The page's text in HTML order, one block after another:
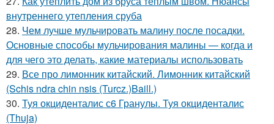
внутреннего утепления сруба
28. Чем лучше мульчировать малину после посадки.
Основные способы мульчирования малины — когда и
для чего это делать, какие материалы использовать
29. Все про лимонник китайский. Лимонник китайский
(Schis ndra chin nsis (Turcz.)Baill.)
30. Туя окциденталис с6 Гранулы. Туя окциденталис
(Thuja)